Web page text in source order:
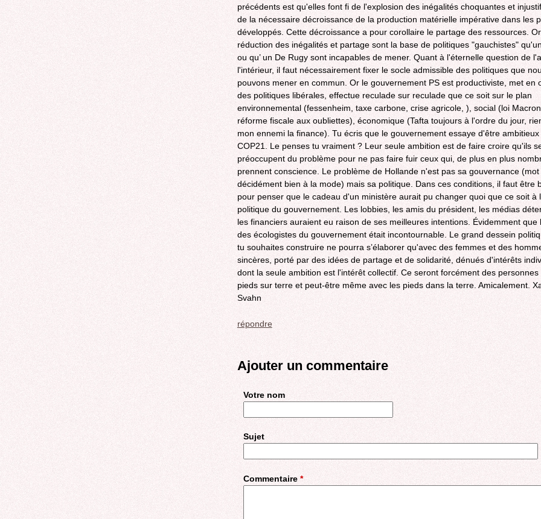
précédents est qu'elles font fi de l'explosion des inégalités choquantes et
de la nécessaire décroissance de la production matérielle impérative dans les
développés. Cette décroissance a pour corollaire le partage des ressources. Or
réduction des inégalités et partage sont la base de politiques "gauchistes"
ou qu’ un De Rugy sont incapables de mener. Quant à l'éternelle question de
l'intérieur, il faut nécessairement fixer le socle admissible des politiques que
pouvons mener en commun. Or le gouvernement PS est productiviste, met en
des politiques libérales, effectue reculade sur reculade que ce soit sur le plan
environnemental (fessenheim, taxe carbone, crise agricole, ), social (loi
réforme fiscale aux oubliettes), économique (Tafta toujours à l'ordre du jour,
mon ennemi la finance). Tu écris que le gouvernement essaye d'être
COP21. Le penses tu vraiment ? Leur seule ambition est de faire croire qu'ils
préoccupent du problème pour ne pas faire fuir ceux qui, de plus en plus
prennent conscience. Le problème de Hollande n'est pas sa gouvernance (mot
décidément bien à la mode) mais sa politique. Dans ces conditions, il faut être
pour penser que le cadeau d'un ministère aurait pu changer quoi que ce soit à
politique du gouvernement. Les lobbies, les amis du président, les médias
les financiers auraient eu raison de ses meilleures intentions. Évidemment que
des écologistes du gouvernement était incontournable. Le grand dessein
tu souhaites construire ne pourra s’élaborer qu'avec des femmes et des
sincères, porté par des idées de partage et de solidarité, dénués d'intérêts
dont la seule ambition est l'intérêt collectif. Ce seront forcément des personnes
pieds sur terre et peut-être même avec les pieds dans la terre. Amicalement.
Svahn
répondre
Ajouter un commentaire
Votre nom
Sujet
Commentaire *